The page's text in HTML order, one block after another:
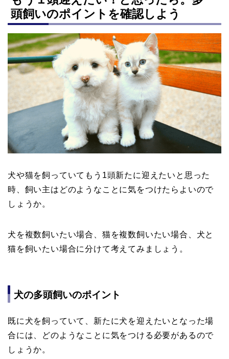
頭飼いのポイントを確認しよう
犬や猫を飼っていてもう1頭新たに迎えたいと思った
時、飼い主はどのようなことに気をつけたらよいので
しょうか。
犬を複数飼いたい場合、猫を複数飼いたい場合、犬と
猫を飼いたい場合に分けて考えてみましょう。
犬の多頭飼いのポイント
既に犬を飼っていて、新たに犬を迎えたいとなった場
合には、どのようなことに気をつける必要があるので
しょうか。